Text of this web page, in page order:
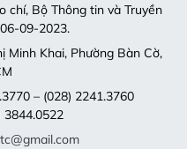
chí, Bộ Thông tin và Truyền
09-2023.
Minh Khai, Phường Bàn Cờ,
– (028) 2241.3760